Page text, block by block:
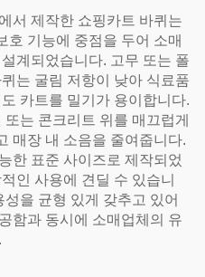
서 제작한 쇼핑카트 바퀴는
호 기능에 중점을 두어 소매
계되었습니다. 고무 또는 폴
는 굴림 저항이 낮아 식료품
카트를 밀기가 용이합니다.
는 콘크리트 위를 매끄럽게
매장 내 소음을 줄여줍니다.
한 표준 사이즈로 제작되었
인 사용에 견딜 수 있습니
을 균형 있게 갖추고 있어
함과 동시에 소매업체의 유